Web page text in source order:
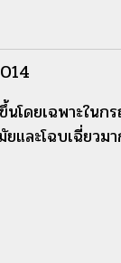
โดยเฉพาะใน
และโฉบเฉี่ยวม